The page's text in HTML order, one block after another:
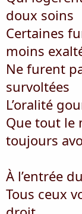
doux soins
Certaines
moins
Ne furent
survoltées
L’oralité
Que tout le
toujours
À l’entrée
Tous ceux